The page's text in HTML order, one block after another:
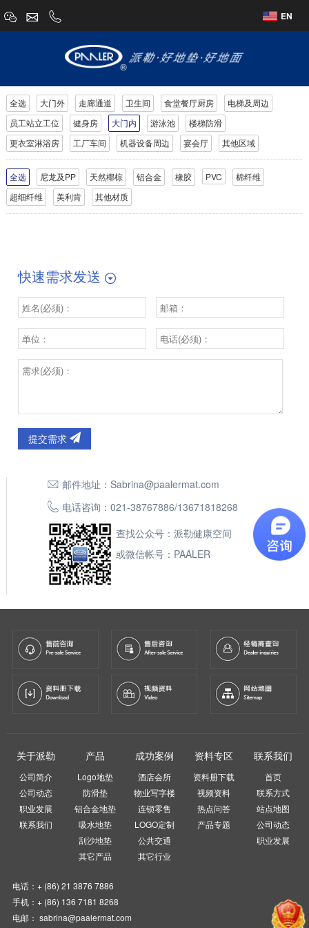
EN
全选 大门外 走廊通道 卫生间 食堂餐厅厨房
电梯及周边
员工站立工位
健身房 大门内 游泳池
楼梯防滑
更衣室淋浴房
工厂车间 机器设备周边 宴会厅 其他区域
全选 尼龙及PP 天然椰棕 铝合金 橡胶 PVC
棉纤维
超细纤维
美利肯 其他材质
快速需求发送
提交需求
邮件地址： Sabrina@paalermat.com
电话咨询： 021-38767886/13671818268
查找公众号：派勒健康空间
或微信帐号：PAALER
关于派勒
公司简介
公司动态
职业发展
联系我们
产品
Logo地垫
防滑垫
铝合金地垫
吸水地垫
刮沙地垫
其它产品
成功案例
酒店会所
物业写字楼
连锁零售
LOGO定制
公共交通
其它行业
资料专区
资料册下载
视频资料
热点问答
产品专题
联系我们
首页
联系方式
站点地图
公司动态
职业发展
电话：+ (86) 21 3876 7886
手机：+ (86) 136 7181 8268
电邮： sabrina@paalermat.com